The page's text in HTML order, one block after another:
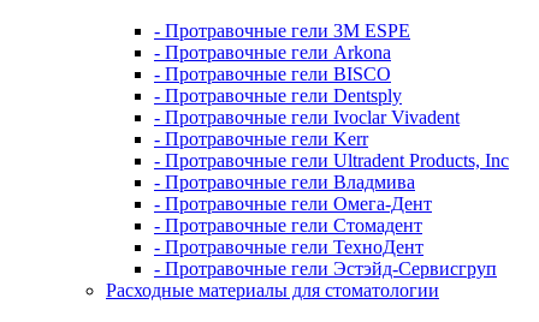
- Протравочные гели 3М ESPE
- Протравочные гели Arkona
- Протравочные гели BISCO
- Протравочные гели Dentsply
- Протравочные гели Ivoclar Vivadent
- Протравочные гели Kerr
- Протравочные гели Ultradent Products, Inc
- Протравочные гели Владмива
- Протравочные гели Омега-Дент
- Протравочные гели Стомадент
- Протравочные гели ТехноДент
- Протравочные гели Эстэйд-Сервисгруп
Расходные материалы для стоматологии